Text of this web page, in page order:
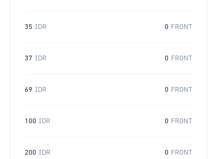
35 IDR 0 FRONT
37 IDR 0 FRONT
69 IDR 0 FRONT
100 IDR 0 FRONT
200 IDR 0 FRONT